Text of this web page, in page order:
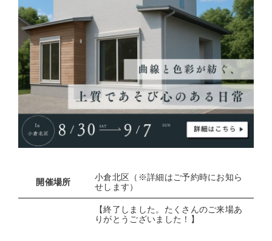
開催場所
小倉北区（※詳細はご予約時にお知ら
せします）
【終了しました。たくさんのご来場あ
りがとうございました！】